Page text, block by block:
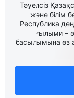
Тәуелсіз
және білім
Республика
ғылыми –
басылымына өз